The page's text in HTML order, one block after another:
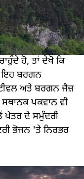
ਹੋ, ਤਾਂ ਦੇਖੋ ਕਿ
ਇਹ ਬਰਗਨ
ਅਤੇ ਬਰਗਨ ਜੈਜ਼
ਪਕਵਾਨ ਵੀ
ਖੇਤਰ ਦੇ ਸਮੁੰਦਰੀ
ਭੋਜਨ 'ਤੇ ਨਿਰਭਰ